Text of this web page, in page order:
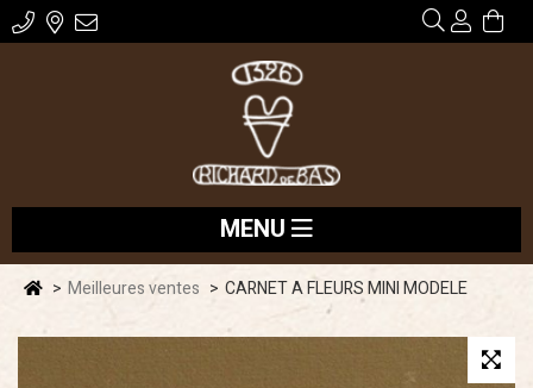
MENU
Meilleures ventes CARNET A FLEURS MINI MODELE